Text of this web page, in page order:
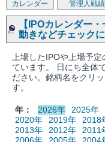
カレンダー
管理人戦績
【IPOカレンダー
動きなどチェックに
上場したIPOや上場予
ています。 日にち全体
ださい。銘柄名をクリ
す。
年： 2026年 2025年
2020年
2019年 2018
2013年
2012年 2011